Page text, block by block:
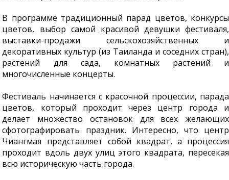
В программе традиционный парад цветов, конкурсы
цветов, выбор самой красивой девушки фестиваля,
выставки-продажи сельскохозяйственных и
декоративных культур (из Таиланда и соседних стран),
растений для сада, комнатных растений и
многочисленные концерты.
Фестиваль начинается с красочной процессии, парада
цветов, который проходит через центр города и
делает множество остановок для всех желающих
сфотографировать праздник. Интересно, что центр
Чиангмая представляет собой квадрат, а процессия
проходит вдоль двух улиц этого квадрата, пересекая
всю историческую часть города.